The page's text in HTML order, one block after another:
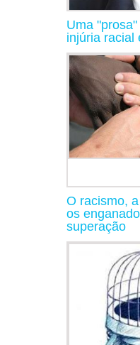
Uma
injúria racial
O racismo,
os
superação